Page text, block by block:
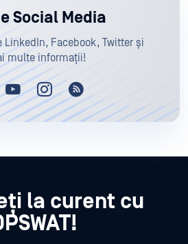
Social Media
LinkedIn, Facebook, Twitter și
multe informații!
la curent cu